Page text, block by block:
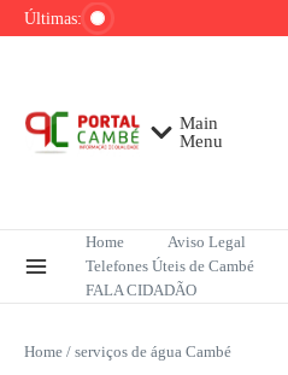
Ir para o conteúdo
Últimas:
Main
Menu
Home Aviso Legal
Telefones Úteis de Cambé
FALA CIDADÃO
Home / serviços de água Cambé